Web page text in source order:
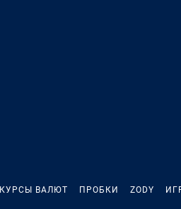
КУРСЫ ВАЛЮТ ПРОБКИ ZODY